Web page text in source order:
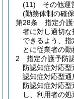
(11)
その他運
(勤務体制の確
第28条
指定介
者に対し適切
できるよう、
とに従業者の勤
2
指定介護予防
防認知症対応
認知症対応型
防認知症対応型
し、利用者の